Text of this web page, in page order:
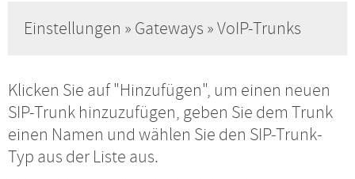
Einstellungen » Gateways » VoIP-Trunks
Klicken Sie auf "Hinzufügen", um einen neuen
SIP-Trunk hinzuzufügen, geben Sie dem Trunk
einen Namen und wählen Sie den SIP-Trunk-
Typ aus der Liste aus.